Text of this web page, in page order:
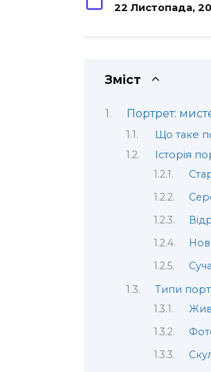
22 Листопада,
Зміст
Портрет:
Що таке
Історія
Типи